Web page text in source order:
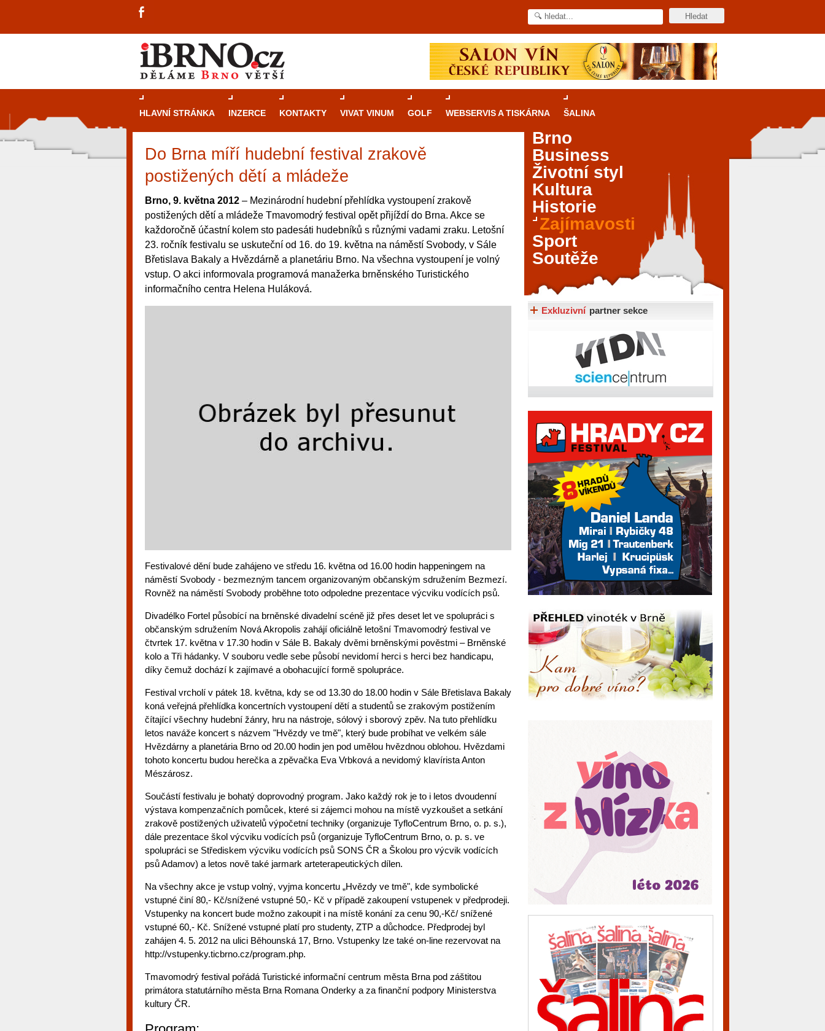
HLAVNÍ STRÁNKA INZERCE KONTAKTY VIVAT VINUM GOLF WEBSERVIS A TISKÁRNA ŠALINA
Do Brna míří hudební festival zrakově
postižených dětí a mládeže
Brno, 9. května 2012 – Mezinárodní hudební přehlídka vystoupení zrakově
postižených dětí a mládeže Tmavomodrý festival opět přijíždí do Brna. Akce se
každoročně účastní kolem sto padesáti hudebníků s různými vadami zraku. Letošní
23. ročník festivalu se uskuteční od 16. do 19. května na náměstí Svobody, v Sále
Břetislava Bakaly a Hvězdárně a planetáriu Brno. Na všechna vystoupení je volný
vstup. O akci informovala programová manažerka brněnského Turistického
informačního centra Helena Huláková.
Festivalové dění bude zahájeno ve středu 16. května od 16.00 hodin happeningem na
náměstí Svobody - bezmezným tancem organizovaným občanským sdružením Bezmezí.
Rovněž na náměstí Svobody proběhne toto odpoledne prezentace výcviku vodících psů.
Divadélko Fortel působící na brněnské divadelní scéně již přes deset let ve spolupráci s
občanským sdružením Nová Akropolis zahájí oficiálně letošní Tmavomodrý festival ve
čtvrtek 17. května v 17.30 hodin v Sále B. Bakaly dvěmi brněnskými pověstmi – Brněnské
kolo a Tři hádanky. V souboru vedle sebe působí nevidomí herci s herci bez handicapu,
díky čemuž dochází k zajímavé a obohacující formě spolupráce.
Festival vrcholí v pátek 18. května, kdy se od 13.30 do 18.00 hodin v Sále Břetislava Bakaly
koná veřejná přehlídka koncertních vystoupení dětí a studentů se zrakovým postižením
čítající všechny hudební žánry, hru na nástroje, sólový i sborový zpěv. Na tuto přehlídku
letos naváže koncert s názvem "Hvězdy ve tmě", který bude probíhat ve velkém sále
Hvězdárny a planetária Brno od 20.00 hodin jen pod umělou hvězdnou oblohou. Hvězdami
tohoto koncertu budou herečka a zpěvačka Eva Vrbková a nevidomý klavírista Anton
Mészárosz.
Součástí festivalu je bohatý doprovodný program. Jako každý rok je to i letos dvoudenní
výstava kompenzačních pomůcek, které si zájemci mohou na místě vyzkoušet a setkání
zrakově postižených uživatelů výpočetní techniky (organizuje TyfloCentrum Brno, o. p. s.),
dále prezentace škol výcviku vodících psů (organizuje TyfloCentrum Brno, o. p. s. ve
spolupráci se Střediskem výcviku vodících psů SONS ČR a Školou pro výcvik vodících
psů Adamov) a letos nově také jarmark arteterapeutických dílen.
Na všechny akce je vstup volný, vyjma koncertu „Hvězdy ve tmě", kde symbolické
vstupné činí 80,- Kč/snížené vstupné 50,- Kč v případě zakoupení vstupenek v předprodeji.
Vstupenky na koncert bude možno zakoupit i na místě konání za cenu 90,-Kč/ snížené
vstupné 60,- Kč. Snížené vstupné platí pro studenty, ZTP a důchodce. Předprodej byl
zahájen 4. 5. 2012 na ulici Běhounská 17, Brno. Vstupenky lze také on-line rezervovat na
http://vstupenky.ticbrno.cz/program.php.
Tmavomodrý festival pořádá Turistické informační centrum města Brna pod záštitou
primátora statutárního města Brna Romana Onderky a za finanční podpory Ministerstva
kultury ČR.
Průvodcekasinovými hrami v Brně: Od
rulety po video automaty
Brno je městem známým pro zajímavé památky, skvělé
restaurace, divadla a univerzity. Mimo jiné je ale také
místem, kde si můžete legálně a bezpečně vyzkoušet
různé kasinové hry. V neustále kvetoucí moravské
metropoli naleznete širokou nabídku her od klasické
rulety až po moderní automaty jak pro pravidelné
návštěvníky, tak pro příležitostné hráče. V...
Brno
Business
Životní styl
Kultura
Historie
Zajímavosti
Sport
Soutěže
Exkluzivní partner sekce